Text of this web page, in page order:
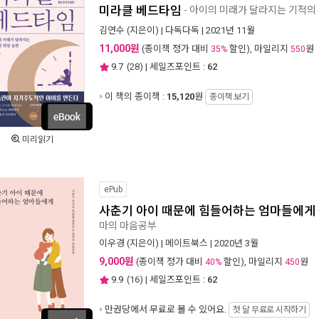
미리읽기
미라클 베드타임 - 아이의 미래가 달라지는 기적의
김연수 (지은이) | 다독다독 | 2021년 11월
11,000원 (종이책 정가 대비 35% 할인), 마일리지 550원
9.7 (28) | 세일즈포인트 : 62
이 책의 종이책 : 15,120원 종이책 보기
ePub
사춘기 아이 때문에 힘들어하는 엄마들에게
마의 마음공부
이우경 (지은이) | 메이트북스 | 2020년 3월
9,000원 (종이책 정가 대비 40% 할인), 마일리지 450원
9.9 (16) | 세일즈포인트 : 62
만권당에서 무료로 볼 수 있어요. 첫 달 무료로 시작하기